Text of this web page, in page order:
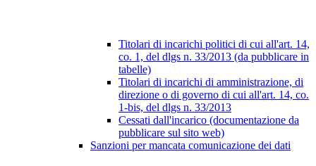
Titolari di incarichi politici di cui all'art. 14,
co. 1, del dlgs n. 33/2013 (da pubblicare in
tabelle)
Titolari di incarichi di amministrazione, di
direzione o di governo di cui all'art. 14, co.
1-bis, del dlgs n. 33/2013
Cessati dall'incarico (documentazione da
pubblicare sul sito web)
Sanzioni per mancata comunicazione dei dati